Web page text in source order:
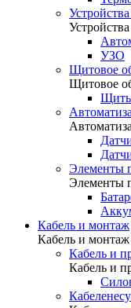
УЗО
Щитовое
Щитовое
Элементы
Элементы
Кабель и монтаж
Кабель и монтаж
Кабель и
Кабель и